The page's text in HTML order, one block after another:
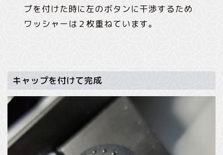
プを付けた時に左のボタンに干渉するため
ワッシャーは２枚重ねています。
キャップを付けて完成